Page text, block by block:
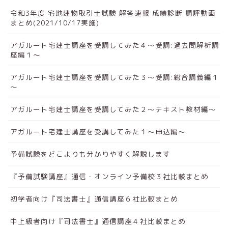
令和3年度 宅地建物取引士試験 解答速報 成績診断 講評動画
まとめ(2021/10/17実施)
アガルート宅建士講座を受講してみた４～受講:過去問解析講
座編１～
アガルート宅建士講座を受講してみた３～受講:総合講義編１
～
アガルート宅建士講座を受講してみた２～テキスト教材編～
アガルート宅建士講座を受講してみた１～申込編～
予備試験をどこよりも分かりやすく解説します
『予備試験講座』通信・オンライン予備校３社比較まとめ
初学者向け『司法書士』通信講座６社比較まとめ
中上級者向け『司法書士』通信講座４社比較まとめ